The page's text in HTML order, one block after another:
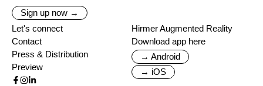
Sign up now →
Let's connect
Contact
Press & Distribution
Preview
Hirmer Augmented Reality
Download app here
→ Android
→ iOS